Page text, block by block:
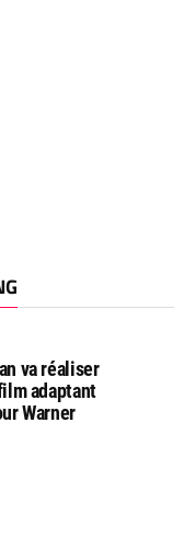
va réaliser
adaptant
Warner